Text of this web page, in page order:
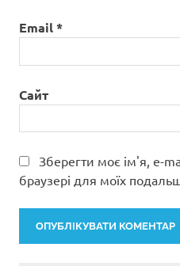
Email*
Сайт
Зберегти моє ім'я, e-
браузері для моїх